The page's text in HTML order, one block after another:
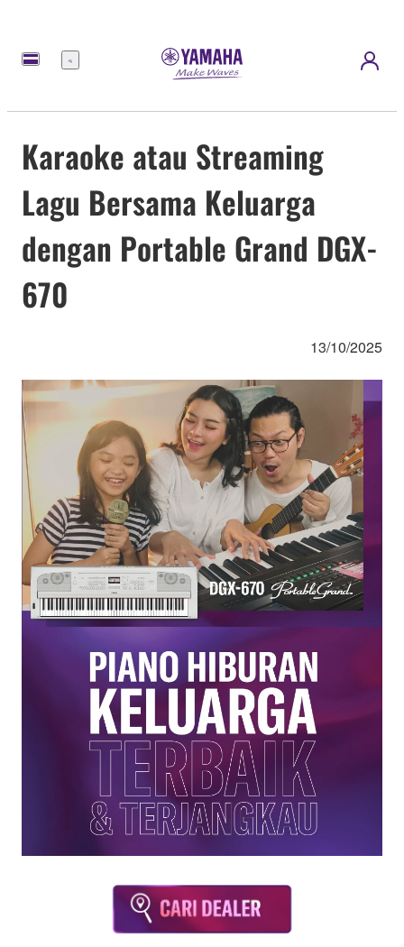
Menu
Karaoke atau Streaming
Lagu Bersama Keluarga
dengan Portable Grand DGX-
670
13/10/2025